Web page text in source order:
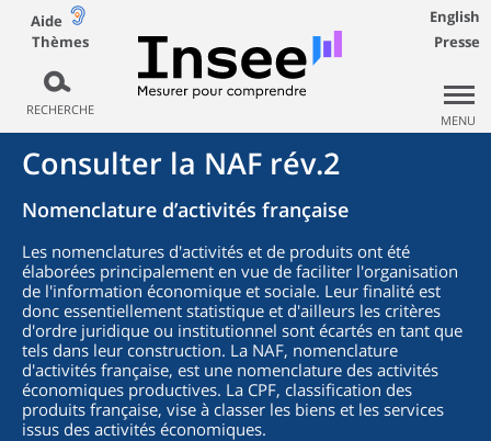
Aide
Thèmes
RECHERCHE
English
Presse
MENU
Consulter la NAF rév.2
Nomenclature d’activités française
Les nomenclatures d'activités et de produits ont été
élaborées principalement en vue de faciliter l'organisation
de l'information économique et sociale. Leur finalité est
donc essentiellement statistique et d'ailleurs les critères
d'ordre juridique ou institutionnel sont écartés en tant que
tels dans leur construction. La NAF, nomenclature
d'activités française, est une nomenclature des activités
économiques productives. La CPF, classification des
produits française, vise à classer les biens et les services
issus des activités économiques.